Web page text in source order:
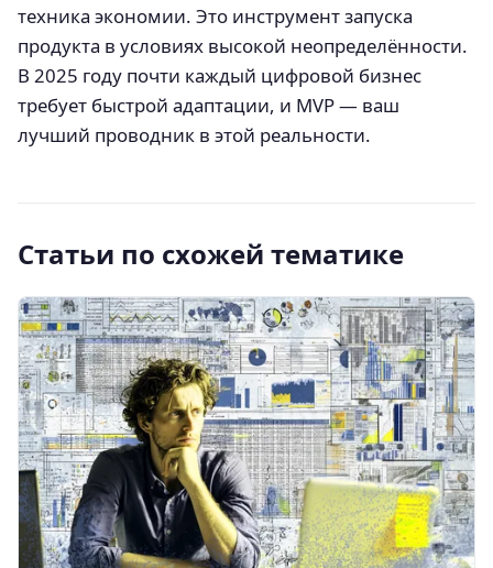
техника экономии. Это инструмент запуска
продукта в условиях высокой неопределённости.
В 2025 году почти каждый цифровой бизнес
требует быстрой адаптации, и MVP — ваш
лучший проводник в этой реальности.
Статьи по схожей тематике